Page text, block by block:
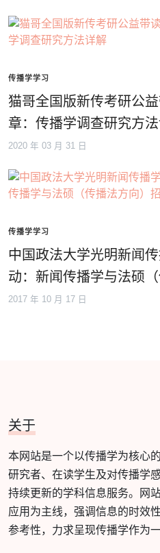
传播学学习
猫哥全国版新传考研公
章：传播学调查研究方
2020 年 03 月 31 日
传播学学习
中国政法大学光明新闻
动：新闻传播学与法硕
2017 年 10 月 17 日
关于
本网站是一个以传播学为核心
研究者、在读学生及对传播学
持续更新的学科信息服务。网
应用为主线，强调信息的时效
参考性，力求呈现传播学作为